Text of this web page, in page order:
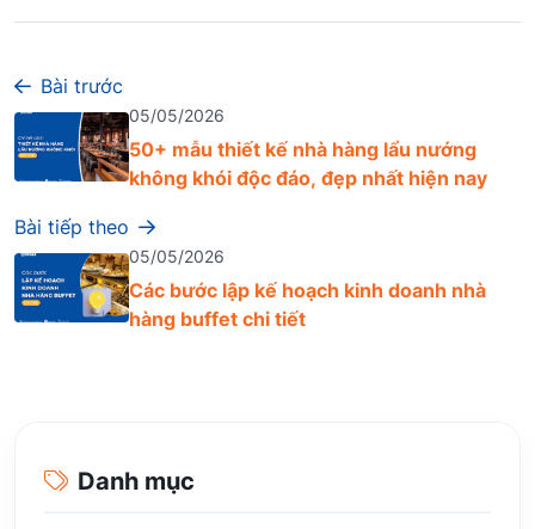
Bài trước
05/05/2026
50+ mẫu thiết kế nhà hàng lẩu nướng
không khói độc đáo, đẹp nhất hiện nay
Bài tiếp theo
05/05/2026
Các bước lập kế hoạch kinh doanh nhà
hàng buffet chi tiết
Danh mục